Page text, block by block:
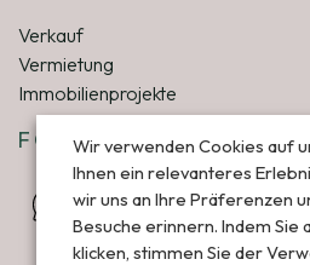
Verkauf
Vermietung
Immobilienprojekte
FOLGEN SIE UNS
Wir verwenden Cookies auf
Ihnen ein relevanteres
wir uns an Ihre Präferenzen
Besuche erinnern. Indem Sie
klicken, stimmen Sie der